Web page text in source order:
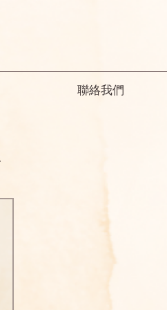
聯絡我們